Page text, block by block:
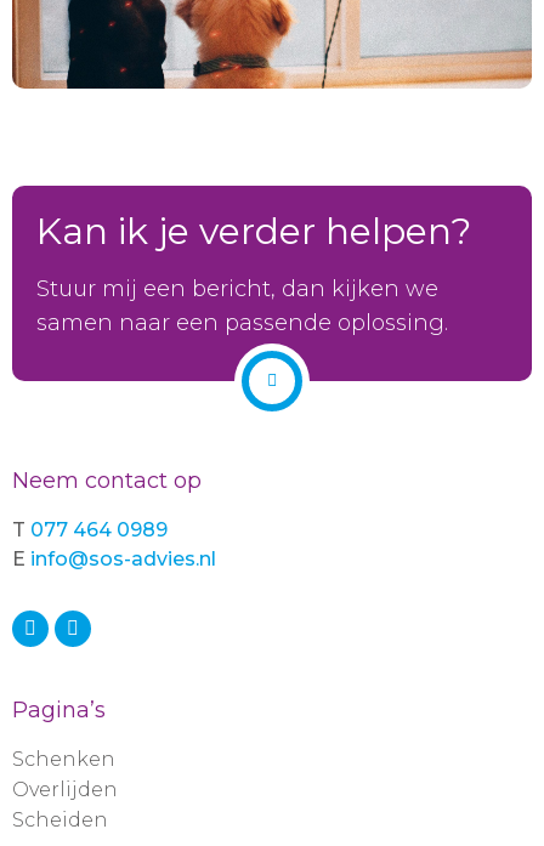
Kan ik je verder helpen?
Stuur mij een bericht, dan kijken we
samen naar een passende oplossing.
Neem contact op
T 077 464 0989
E info@sos-advies.nl
Pagina’s
Schenken
Overlijden
Scheiden